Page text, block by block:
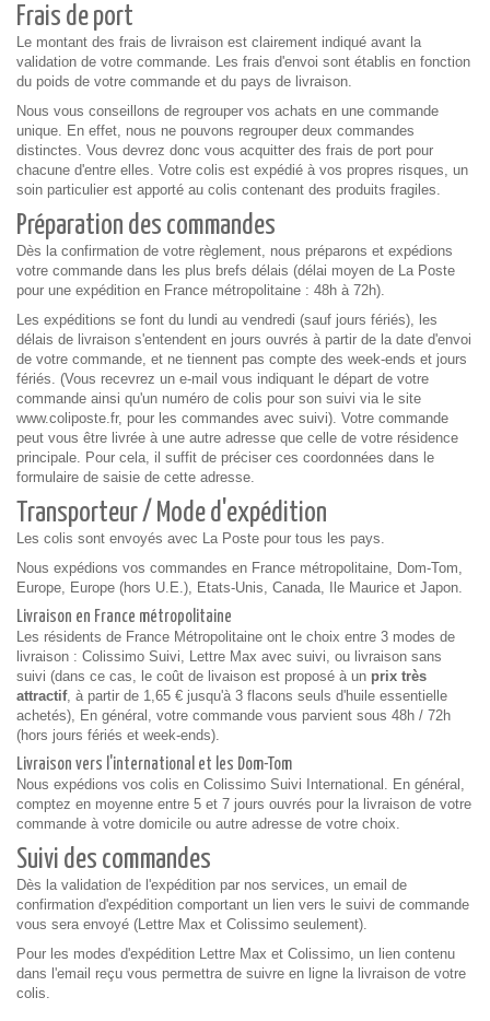
Frais de port
Le montant des frais de livraison est clairement indiqué avant la
validation de votre commande. Les frais d'envoi sont établis en fonction
du poids de votre commande et du pays de livraison.
Nous vous conseillons de regrouper vos achats en une commande
unique. En effet, nous ne pouvons regrouper deux commandes
distinctes. Vous devrez donc vous acquitter des frais de port pour
chacune d'entre elles. Votre colis est expédié à vos propres risques, un
soin particulier est apporté au colis contenant des produits fragiles.
Préparation des commandes
Dès la confirmation de votre règlement, nous préparons et expédions
votre commande dans les plus brefs délais (délai moyen de La Poste
pour une expédition en France métropolitaine : 48h à 72h).
Les expéditions se font du lundi au vendredi (sauf jours fériés), les
délais de livraison s'entendent en jours ouvrés à partir de la date d'envoi
de votre commande, et ne tiennent pas compte des week-ends et jours
fériés. (Vous recevrez un e-mail vous indiquant le départ de votre
commande ainsi qu'un numéro de colis pour son suivi via le site
www.coliposte.fr, pour les commandes avec suivi). Votre commande
peut vous être livrée à une autre adresse que celle de votre résidence
principale. Pour cela, il suffit de préciser ces coordonnées dans le
formulaire de saisie de cette adresse.
Transporteur / Mode d'expédition
Les colis sont envoyés avec La Poste pour tous les pays.
Nous expédions vos commandes en France métropolitaine, Dom-Tom,
Europe, Europe (hors U.E.), Etats-Unis, Canada, Ile Maurice et Japon.
Livraison en France métropolitaine
Les résidents de France Métropolitaine ont le choix entre 3 modes de
livraison : Colissimo Suivi, Lettre Max avec suivi, ou livraison sans
suivi (dans ce cas, le coût de livaison est proposé à un prix très
attractif, à partir de 1,65 € jusqu'à 3 flacons seuls d'huile essentielle
achetés), En général, votre commande vous parvient sous 48h / 72h
(hors jours fériés et week-ends).
Livraison vers l'international et les Dom-Tom
Nous expédions vos colis en Colissimo Suivi International. En général,
comptez en moyenne entre 5 et 7 jours ouvrés pour la livraison de votre
commande à votre domicile ou autre adresse de votre choix.
Suivi des commandes
Dès la validation de l'expédition par nos services, un email de
confirmation d'expédition comportant un lien vers le suivi de commande
vous sera envoyé (Lettre Max et Colissimo seulement).
Pour les modes d'expédition Lettre Max et Colissimo, un lien contenu
dans l'email reçu vous permettra de suivre en ligne la livraison de votre
colis.